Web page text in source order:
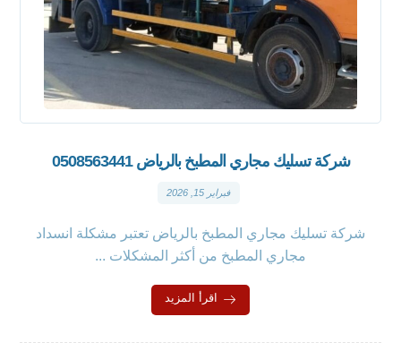
شركة تسليك مجاري المطبخ بالرياض 0508563441
فبراير 15, 2026
شركة تسليك مجاري المطبخ بالرياض تعتبر مشكلة انسداد
مجاري المطبخ من أكثر المشكلات ...
اقرأ المزيد